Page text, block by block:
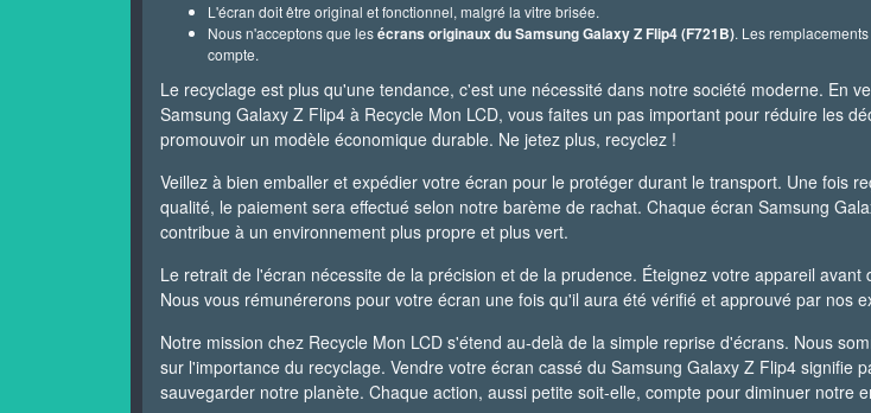
L'écran doit être original et fonctionnel, malgré la vitre brisée.
Nous n'acceptons que lesécrans originaux du Samsung Galaxy Z Flip4 (F721B). Les
compte.
Le recyclage est plus qu'une tendance, c'est une nécessité dans notre société moderne. En
Samsung Galaxy Z Flip4 à Recycle Mon LCD, vous faites un pas important pour réduire les
promouvoir un modèle économique durable. Ne jetez plus, recyclez !
Veillez à bien emballer et expédier votre écran pour le protéger durant le transport. Une fois
qualité, le paiement sera effectué selon notre barème de rachat. Chaque écran Samsung
contribue à un environnement plus propre et plus vert.
Le retrait de l'écran nécessite de la précision et de la prudence. Éteignez votre appareil avant
Nous vous rémunérerons pour votre écran une fois qu'il aura été vérifié et approuvé par nos
Notre mission chez Recycle Mon LCD s'étend au-delà de la simple reprise d'écrans. Nous
sur l'importance du recyclage. Vendre votre écran cassé du Samsung Galaxy Z Flip4 signifie
sauvegarder notre planète. Chaque action, aussi petite soit-elle, compte pour diminuer notre